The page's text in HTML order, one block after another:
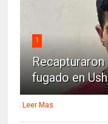
1
fugado en
Leer Mas